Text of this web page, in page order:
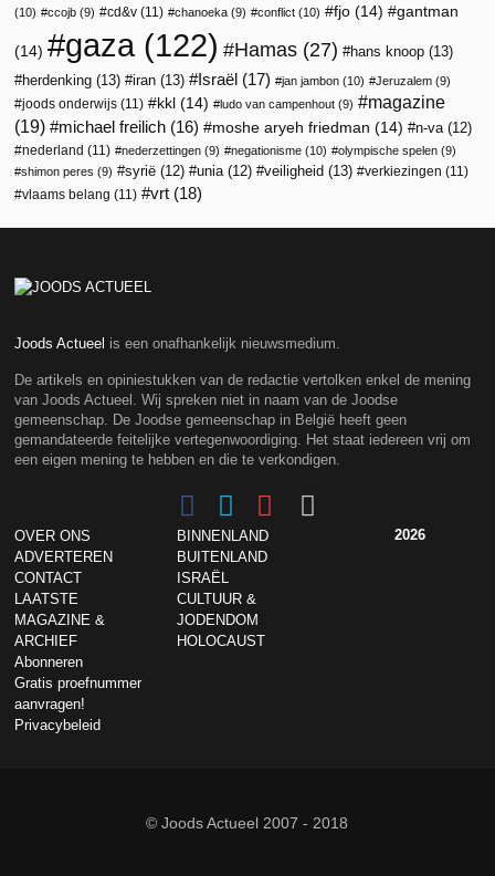
(10)
ccojb (9) cd&v (11) chanoeka (9) conflict (10) fjo (14) gantman
(14) gaza(122) Hamas (27) hans knoop (13)
herdenking (13) iran (13) Israël (17) jan jambon (10) Jeruzalem (9)
joods onderwijs (11) kkl (14) ludo van campenhout (9)
magazine
(19)
michael freilich (16) moshe aryeh friedman (14) n-va(12)
nederland (11) nederzettingen (9) negationisme (10) olympische spelen (9)
shimon peres (9) syrië (12) unia(12) veiligheid (13) verkiezingen (11)
vlaams belang (11) vrt (18)
Joods Actueel is een onafhankelijk nieuwsmedium.
De artikels en opiniestukken van de redactie vertolken enkel de mening
van Joods Actueel. Wij spreken niet in naam van de Joodse
gemeenschap. De Joodse gemeenschap in België heeft geen
gemandateerde feitelijke vertegenwoordiging. Het staat iedereen vrij om
een eigen mening te hebben en die te verkondigen.
OVER ONS
ADVERTEREN
CONTACT
LAATSTE
MAGAZINE &
ARCHIEF
Abonneren
Gratis proefnummer
aanvragen!
Privacybeleid
BINNENLAND
BUITENLAND
ISRAËL
CULTUUR &
JODENDOM
HOLOCAUST
2026
© Joods Actueel 2007 - 2018